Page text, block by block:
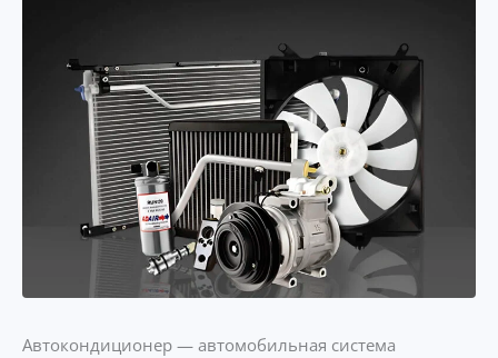
Автокондиционер — автомобильная система